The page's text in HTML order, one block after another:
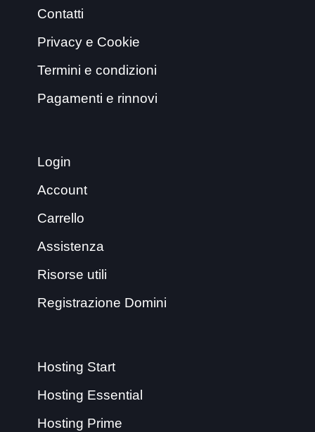
Contatti
Privacy e Cookie
Termini e condizioni
Pagamenti e rinnovi
Login
Account
Carrello
Assistenza
Risorse utili
Registrazione Domini
Hosting Start
Hosting Essential
Hosting Prime